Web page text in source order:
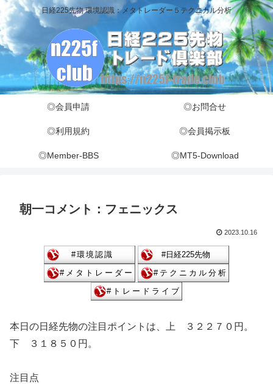
日経225先物 環境認識：メタトレーダー５テクニカル分析
◎会員申請 ◎お問合せ
◎利用規約 ◎会員掲示板
◎Member-BBS ◎MT5-Download
朝一コメント：フェニックス
2023.10.16
本日の日経先物の注目ポイントは、上 ３２２７０円。
下 ３１８５０円。
注目点